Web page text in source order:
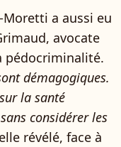
a aussi eu
avocate
pédocriminalité.
démagogiques.
la santé
considérer les
révélé, face à